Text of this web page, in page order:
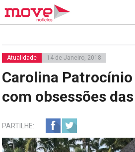
Atualidade 14 de Janeiro, 2018
Carolina
com obsessões
PARTILHE: